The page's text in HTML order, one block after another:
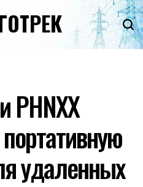
PHNXX
удаленных